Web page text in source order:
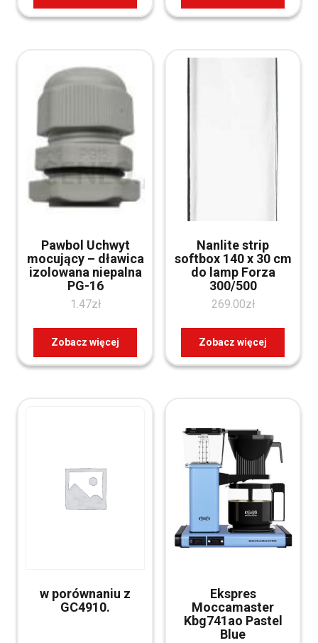
Pawbol Uchwyt
mocujący – dławica
izolowana niepalna
PG-16
1.47zł
Zobacz więcej
Nanlite strip
softbox 140 x 30 cm
do lamp Forza
300/500
269.00zł
Zobacz więcej
w porównaniu z
GC4910.
Ekspres
Moccamaster
Kbg741ao Pastel
Blue